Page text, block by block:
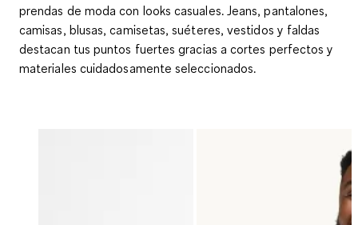
prendas de moda con looks casuales. Jeans, pantalones,
camisas, blusas, camisetas, suéteres, vestidos y faldas
destacan tus puntos fuertes gracias a cortes perfectos y
materiales cuidadosamente seleccionados.